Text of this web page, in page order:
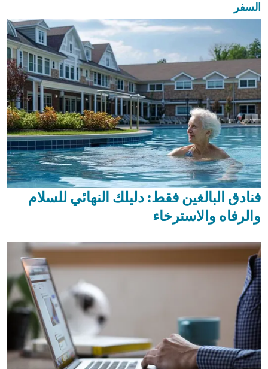
بشكل...
السفر
فنادق البالغين فقط: دليلك النهائي للسلام
والرفاه والاسترخاء